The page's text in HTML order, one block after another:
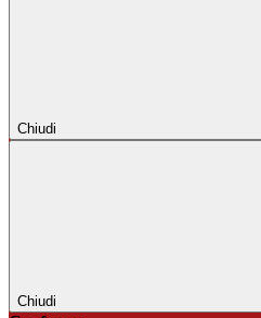
Chiudi
Chiudi